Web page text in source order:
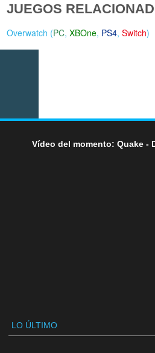
JUEGOS
Overwatch (PC,XBOne, PS4,Switch)
Vídeo del momento: Quake -
LO ÚLTIMO